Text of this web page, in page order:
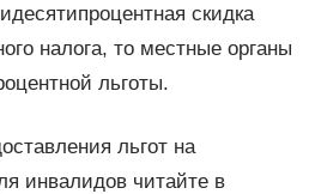
скидка
налога, то местные органы
льготы.
льгот на
инвалидов читайте в